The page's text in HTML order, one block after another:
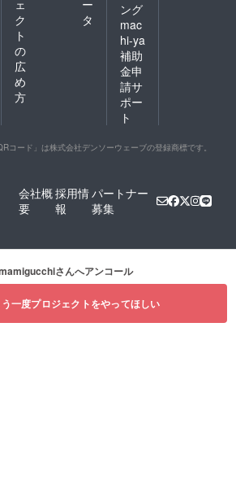
ェ
ク
ト
の
広
め
方
ー
タ
ング
mac
hi-ya
補助
金申
請サ
ポー
ト
コード」は株式会社デンソーウェーブの登録商標です。
会社概
要
採用情
報
パートナー
募集
さんへアンコール
う一度プロジェクトをやってほしい